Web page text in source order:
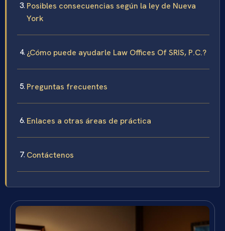
Posibles consecuencias según la ley de Nueva
York
¿Cómo puede ayudarle Law Offices Of SRIS, P.C.?
Preguntas frecuentes
Enlaces a otras áreas de práctica
Contáctenos